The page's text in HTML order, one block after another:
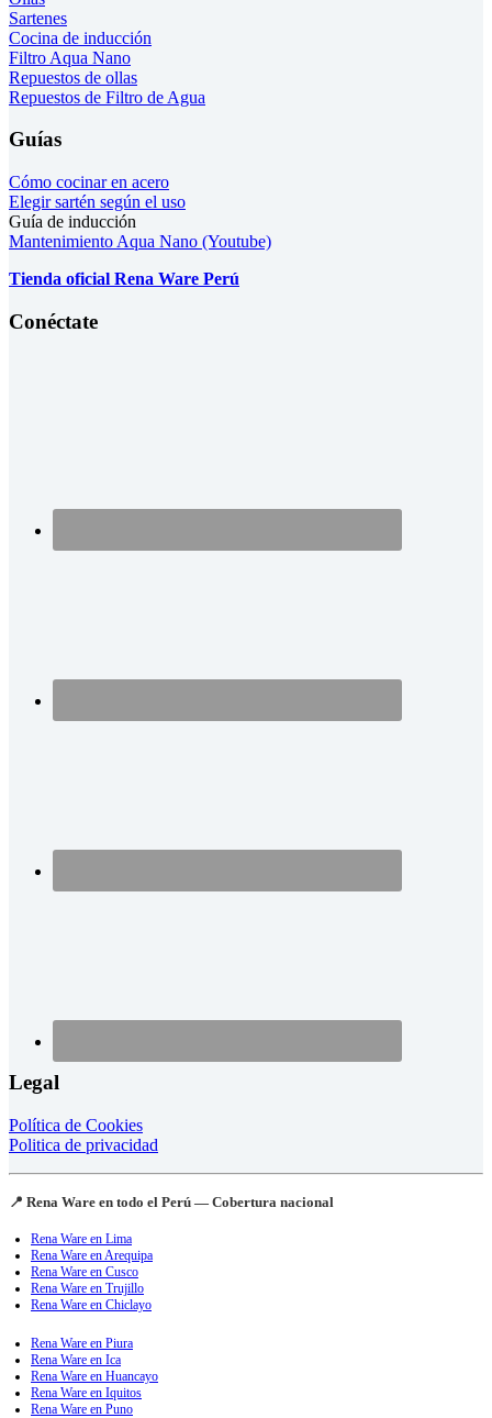
Sartenes
Cocina de inducción
Filtro Aqua Nano
Repuestos de ollas
Repuestos de Filtro de Agua
Guías
Cómo cocinar en acero
Elegir sartén según el uso
Guía de inducción
Mantenimiento Aqua Nano (Youtube)
Tienda oficial Rena Ware Perú
Conéctate
Legal
Política de Cookies
Politica de privacidad
📍 Rena Ware en todo el Perú — Cobertura nacional
Rena Ware en Lima
Rena Ware en Arequipa
Rena Ware en Cusco
Rena Ware en Trujillo
Rena Ware en Chiclayo
Rena Ware en Piura
Rena Ware en Ica
Rena Ware en Huancayo
Rena Ware en Iquitos
Rena Ware en Puno